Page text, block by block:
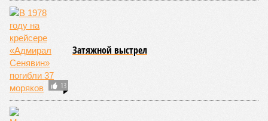
13
Затяжной выстрел